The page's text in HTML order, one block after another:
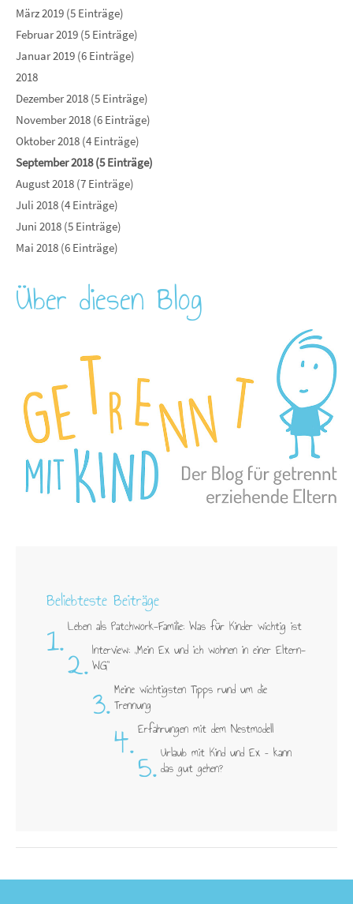
März 2019 (5 Einträge)
Februar 2019 (5 Einträge)
Januar 2019 (6 Einträge)
2018
Dezember 2018 (5 Einträge)
November 2018 (6 Einträge)
Oktober 2018 (4 Einträge)
September 2018 (5 Einträge)
August 2018 (7 Einträge)
Juli 2018 (4 Einträge)
Juni 2018 (5 Einträge)
Mai 2018 (6 Einträge)
Über diesen Blog
Beliebteste Beiträge
1. Leben als Patchwork-Familie: Was für Kinder wichtig ist
2. Interview: „Mein Ex und ich wohnen in einer Eltern-
WG"
3. Meine wichtigsten Tipps rund um die
Trennung
4. Erfahrungen mit dem Nestmodell
5. Urlaub mit Kind und Ex – kann
das gut gehen?